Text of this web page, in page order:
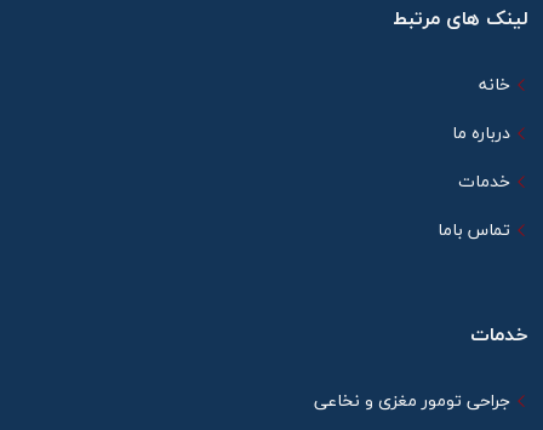
لینک های مرتبط
خانه
درباره ما
خدمات
تماس باما
خدمات
جراحی تومور مغزی و نخاعی